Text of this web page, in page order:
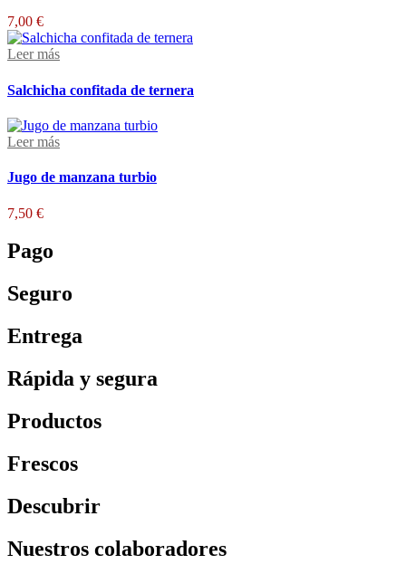
página
7,00 €
Leer más
Salchicha confitada de ternera
Leer más
Jugo de manzana turbio
7,50 €
Pago
Seguro
Entrega
Rápida y segura
Productos
Frescos
Descubrir
Nuestros colaboradores